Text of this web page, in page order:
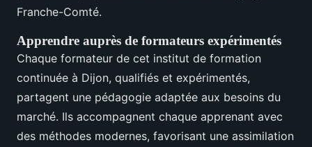
Franche-Comté.
Apprendre auprès de formateurs expérimentés
Chaque formateur de cet institut de formation
continuée à Dijon, qualifiés et expérimentés,
partagent une pédagogie adaptée aux besoins du
marché. Ils accompagnent chaque apprenant avec
des méthodes modernes, favorisant une assimilation